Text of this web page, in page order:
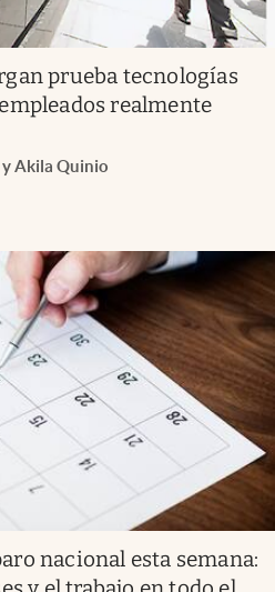
prueba tecnologías
realmente
y Akila Quinio
nacional esta semana: